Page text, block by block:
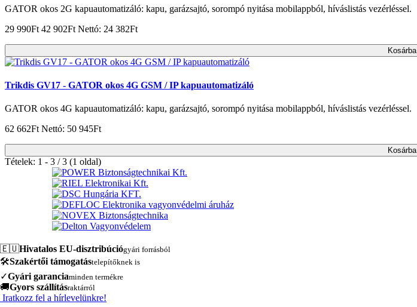
GATOR okos 2G kapuautomatizáló: kapu, garázsajtó, sorompó nyitása mobilappból, híváslistás vezérléssel.
29 990Ft 42 902Ft Nettó: 24 382Ft
Kosárba
Trikdis GV17 - GATOR okos 4G GSM / IP kapuautomatizáló
GATOR okos 4G kapuautomatizáló: kapu, garázsajtó, sorompó nyitása mobilappból, híváslistás vezérléssel.
62 662Ft Nettó: 50 945Ft
Kosárba
Tételek: 1 - 3 / 3 (1 oldal)
🇪🇺Hivatalos EU-disztribúciógyári forrásból
🛠️Szakértői támogatástelepítőknek is
✓Gyári garanciaminden termékre
🚚Gyors szállításraktárról
Iratkozz fel a hírlevelünkre!